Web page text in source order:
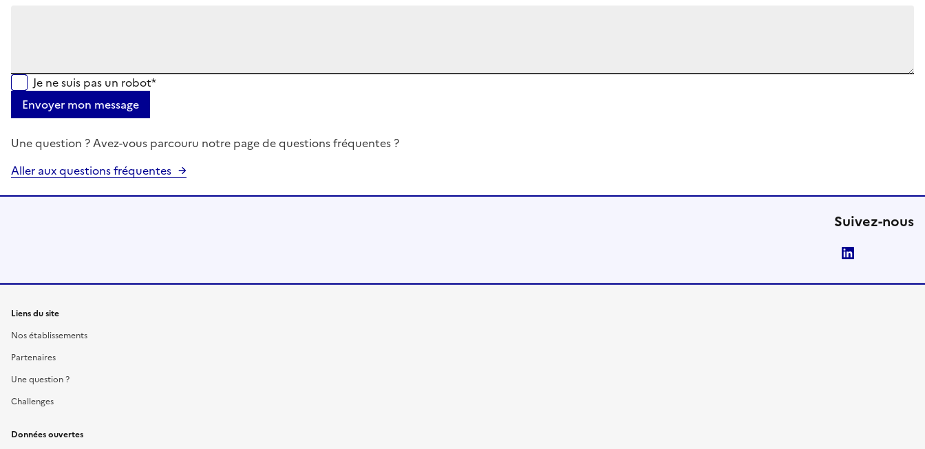
Je ne suis pas un robot*
Envoyer mon message
Une question ? Avez-vous parcouru notre page de questions fréquentes ?
Aller aux questions fréquentes
Suivez-nous
Liens du site
Nos établissements
Partenaires
Une question ?
Challenges
Données ouvertes